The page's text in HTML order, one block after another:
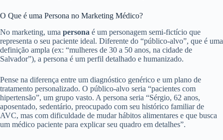
O Que é uma Persona no Marketing Médico?
No marketing, uma persona é um personagem semi-fictício que
representa o seu paciente ideal. Diferente do “público-alvo”, que é uma
definição ampla (ex: “mulheres de 30 a 50 anos, na cidade de
Salvador”), a persona é um perfil detalhado e humanizado.
Pense na diferença entre um diagnóstico genérico e um plano de
tratamento personalizado. O público-alvo seria “pacientes com
hipertensão”, um grupo vasto. A persona seria “Sérgio, 62 anos,
aposentado, sedentário, preocupado com seu histórico familiar de
AVC, mas com dificuldade de mudar hábitos alimentares e que busca
um médico paciente para explicar seu quadro em detalhes”.